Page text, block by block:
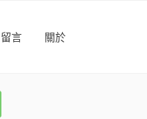
留言 關於